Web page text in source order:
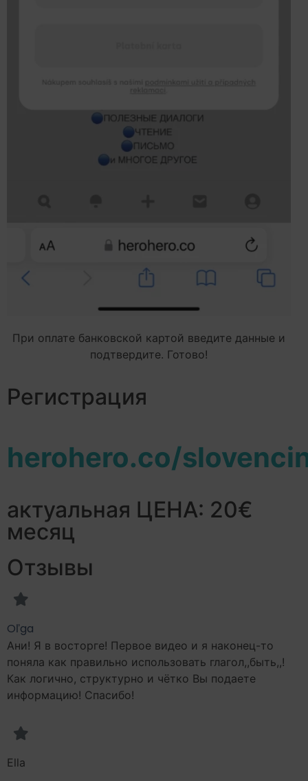
При оплате банковской картой введите данные и
подтвердите. Готово!
Регистрация
herohero.co/
актуальная ЦЕНА: 20€
месяц
Отзывы
Oľga
Ани! Я в восторге! Первое видео и я наконец-то
поняла как правильно использовать глагол,,быть,,!
Как логично, структурно и чётко Вы подаете
информацию! Спасибо!
Ella